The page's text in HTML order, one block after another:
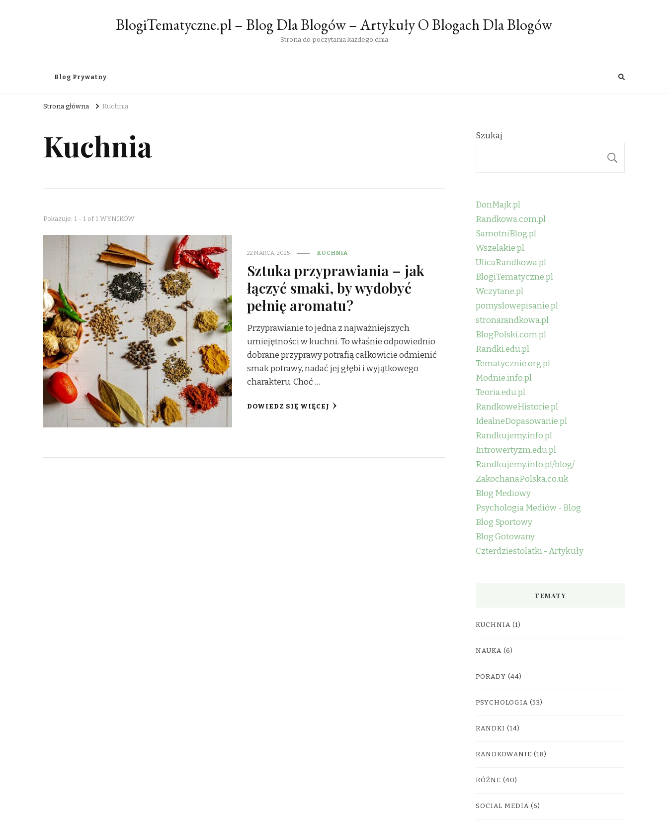
BlogiTematyczne.pl – Blog Dla Blogów – Artykuły O Blogach Dla Blogów
Strona do poczytania każdego dnia
Blog Prywatny
Strona główna Kuchnia
Kuchnia
Pokazuje: 1 - 1 of 1 WYNIKÓW
22 MARCA, 2025 KUCHNIA
Sztuka przyprawiania – jak
łączyć smaki, by wydobyć
pełnię aromatu?
Przyprawianie to jedna z najważniejszych
umiejętności w kuchni. To właśnie odpowiednio
dobrane przyprawy potrafią całkowicie odmienić
smak potrawy, nadać jej głębi i wyjątkowego
charakteru. Choć …
DOWIEDZ SIĘ WIĘCEJ
Szukaj
DonMajk.pl
Randkowa.com.pl
SamotniBlog.pl
Wszelakie.pl
UlicaRandkowa.pl
BlogiTematyczne.pl
Wczytane.pl
pomyslowepisanie.pl
stronarandkowa.pl
BlogPolski.com.pl
Randki.edu.pl
Tematycznie.org.pl
Modnie.info.pl
Teoria.edu.pl
RandkoweHistorie.pl
IdealneDopasowanie.pl
Randkujemy.info.pl
Introwertyzm.edu.pl
Randkujemy.info.pl/blog/
ZakochanaPolska.co.uk
Blog Mediowy
Psychologia Mediów - Blog
Blog Sportowy
Blog Gotowany
Czterdziestolatki - Artykuły
TEMATY
KUCHNIA (1)
NAUKA (6)
PORADY (44)
PSYCHOLOGIA (53)
RANDKI (14)
RANDKOWANIE (18)
RÓŻNE (40)
SOCIAL MEDIA (6)